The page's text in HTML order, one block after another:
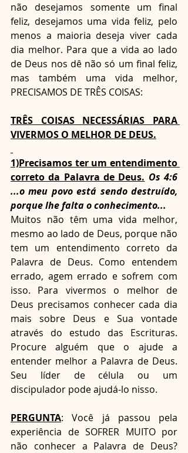
não desejamos somente um final
feliz, desejamos uma vida feliz, pelo
menos a maioria deseja viver cada
dia melhor. Para que a vida ao lado
de Deus nos dê não só um final feliz,
mas também uma vida melhor,
PRECISAMOS DE TRÊS COISAS:
TRÊS COISAS NECESSÁRIAS PARA
VIVERMOS O MELHOR DE DEUS.
1)Precisamos ter um entendimento
correto da Palavra de Deus. Os 4:6
...o meu povo está sendo destruído,
porque lhe falta o conhecimento...
Muitos não têm uma vida melhor,
mesmo ao lado de Deus, porque não
tem um entendimento correto da
Palavra de Deus. Como entendem
errado, agem errado e sofrem com
isso. Para vivermos o melhor de
Deus precisamos conhecer cada dia
mais sobre Deus e Sua vontade
através do estudo das Escrituras.
Procure alguém que o ajude a
entender melhor a Palavra de Deus.
Seu líder de célula ou um
discipulador pode ajudá-lo nisso.
PERGUNTA: Você já passou pela
experiência de SOFRER MUITO por